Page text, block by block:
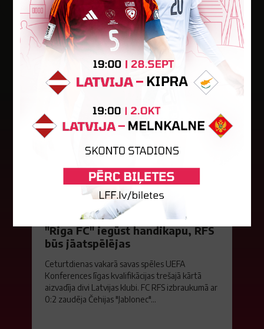
Jaunākās ziņas
"Riga FC" iegūst handikapu, RFS
būs jāatspēlējas
Ceturtdienas vakarā savas spēles UEFA
Konferences līgas kvalifikācijas trešajā kārtā
aizvadīja divi Latvijas klubi. FC RFS izbraukumā ar
0:2 zaudēja Čehijas "Jablonec"...